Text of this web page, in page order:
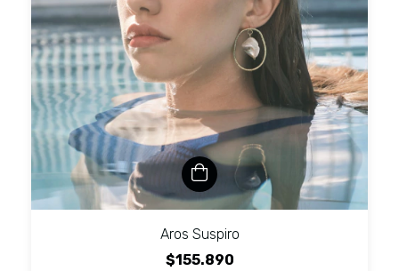
Aros Suspiro
$155.890